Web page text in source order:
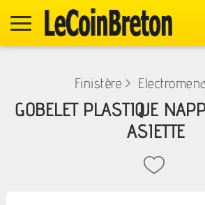
Finistère >
GOBELET PLASTIQUE
ASIETTE